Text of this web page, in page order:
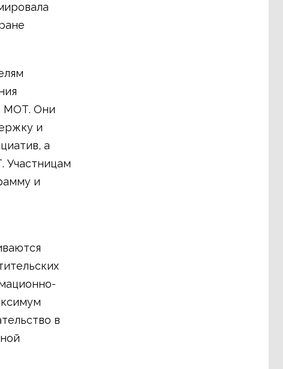
МОТ. Они
и
а
Участницам
и
в